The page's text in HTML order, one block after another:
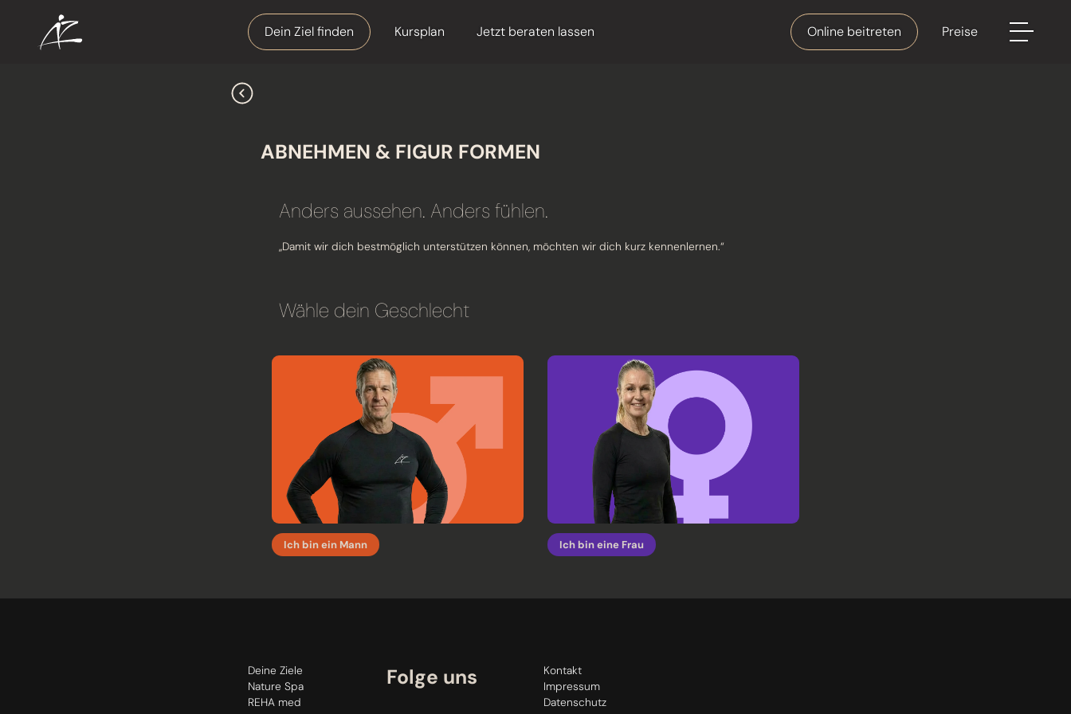
Dein Ziel finden Kursplan Jetzt beraten lassen Online beitreten Preise
ABNEHMEN & FIGUR FORMEN
Anders aussehen. Anders fühlen.
„Damit wir dich bestmöglich unterstützen können, möchten wir dich kurz kennenlernen.“
Wähle dein Geschlecht
Ich bin ein Mann Ich bin eine Frau
Deine Ziele
Nature Spa
REHA med
Folge uns
Kontakt
Impressum
Datenschutz